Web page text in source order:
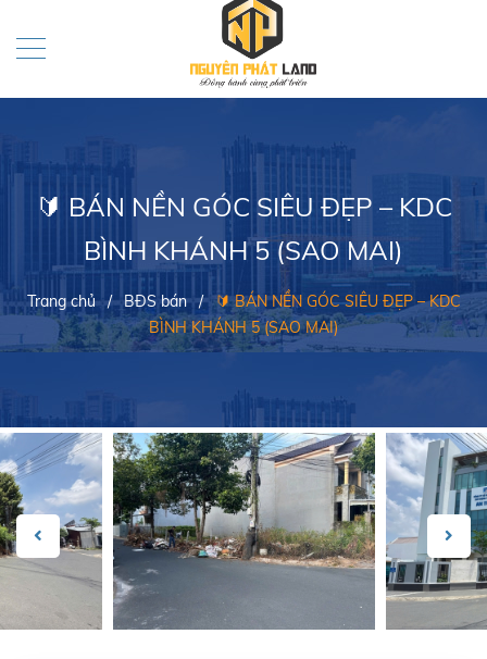
🔰 BÁN NỀN GÓC SIÊU ĐẸP – KDC
BÌNH KHÁNH 5 (SAO MAI)
Trang chủ / BĐS bán / 🔰 BÁN NỀN GÓC SIÊU ĐẸP – KDC
BÌNH KHÁNH 5 (SAO MAI)